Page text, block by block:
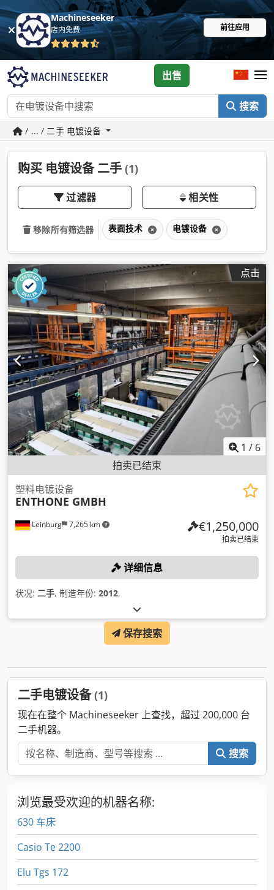
Machineseeker
店内免费 前往应用
搜索
出售
/ ... / 二手 电镀设备
购买 电镀设备 二手 (1)
过滤器 相关性
移除所有筛选器 表面技术 电镀设备
点击
1 / 6
拍卖已结束
Leinburg 7,265 km
塑料电镀设备
ENTHONE GMBH
€1,250,000
拍卖已结束
详细信息
状况: 二手, 制造年份: 2012,
保存搜索
二手电镀设备(1)
现在在整个 Machineseeker 上查找，超过 200,000 台
二手机器。
搜索
浏览最受欢迎的机器名称:
630 车床
Casio Te 2200
Elu Tgs 172